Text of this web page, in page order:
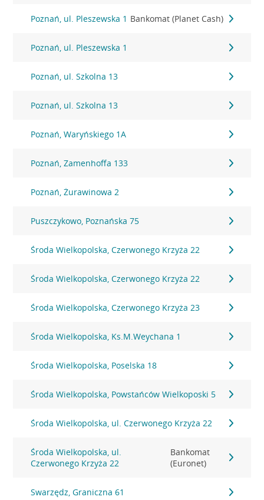
Poznań, ul. Pleszewska 1 Bankomat (Planet Cash)
Poznań, ul. Pleszewska 1
Poznań, ul. Szkolna 13
Poznań, ul. Szkolna 13
Poznań, Waryńskiego 1A
Poznań, Zamenhoffa 133
Poznań, Żurawinowa 2
Puszczykowo, Poznańska 75
Środa Wielkopolska, Czerwonego Krzyża 22
Środa Wielkopolska, Czerwonego Krzyża 22
Środa Wielkopolska, Czerwonego Krzyża 23
Środa Wielkopolska, Ks.M.Weychana 1
Środa Wielkopolska, Poselska 18
Środa Wielkopolska, Powstańców Wielkoposki 5
Środa Wielkopolska, ul. Czerwonego Krzyża 22
Środa Wielkopolska, ul.
Czerwonego Krzyża 22
Bankomat
(Euronet)
Swarzędz, Graniczna 61